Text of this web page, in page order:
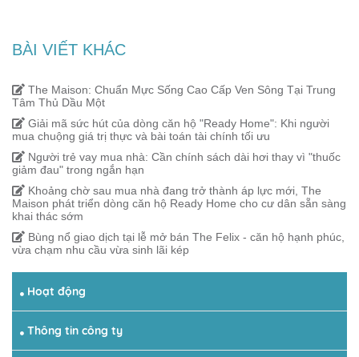
BÀI VIẾT KHÁC
The Maison: Chuẩn Mực Sống Cao Cấp Ven Sông Tại Trung
Tâm Thủ Dầu Một
Giải mã sức hút của dòng căn hộ "Ready Home": Khi người
mua chuộng giá trị thực và bài toán tài chính tối ưu
Người trẻ vay mua nhà: Cần chính sách dài hơi thay vì "thuốc
giảm đau" trong ngắn hạn
Khoảng chờ sau mua nhà đang trở thành áp lực mới, The
Maison phát triển dòng căn hộ Ready Home cho cư dân sẵn sàng
khai thác sớm
Bùng nổ giao dịch tại lễ mở bán The Felix - căn hộ hạnh phúc,
vừa chạm nhu cầu vừa sinh lãi kép
Hoạt động
Thông tin công ty